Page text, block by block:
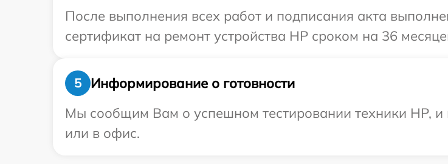
После выполнения всех работ и подписания акта
сертификат на ремонт устройства HP сроком на 36
5
Информирование о готовности
Мы сообщим Вам о успешном тестировании техники HP,
или в офис.